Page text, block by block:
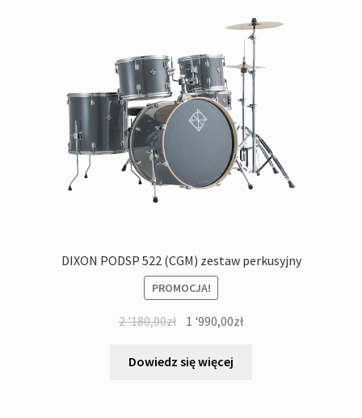
DIXON PODSP 522 (CGM) zestaw perkusyjny
PROMOCJA!
2 '180,00zł Pierwotna
wynosiła:
1 '990,00złAktualna
Dowiedz się więcej